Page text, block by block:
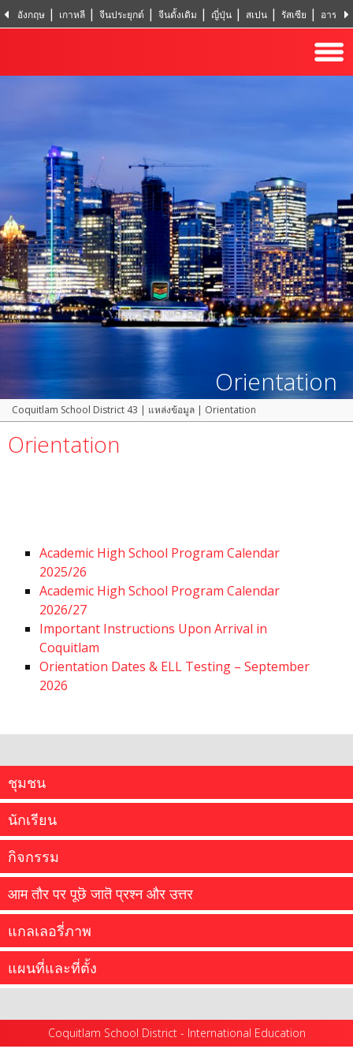
อังกฤษ เกาหลี จีนประยุกต์ จีนดั้งเดิม ญี่ปุ่น สเปน รัสเซีย อารบิก
Orientation
Coquitlam School District 43 | แหล่งข้อมูล | Orientation
Orientation
Academic High School Program Calendar
2025/26
Academic High School Program Calendar
2026/27
Important Instructions Upon Arrival in
Coquitlam
Orientation Dates & ELL Testing – September
2026
ชุมชน
...
นักเรียน
นักเรียนของเรามาจากทั่วทุกมุมโลกเพื่อเข้าเรียนชั้นอนุบาล
กิจกรรม
...
आम तौर पर पूछॆ जातॆ प्रश्न और उत्तर
แกลเลอรี่ภาพ
แผนที่และที่ตั้ง
Coquitlam School District - International Education